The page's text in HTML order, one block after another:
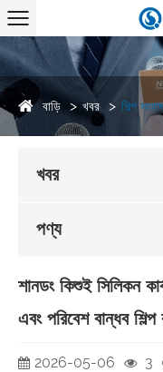
বাড়ি খবর শিল্প সংবাদ
খবর
পণ্য
শানডং কিশুই সিলিকন
এবং পরিবেশ বান্ধব
2026-05-06 3